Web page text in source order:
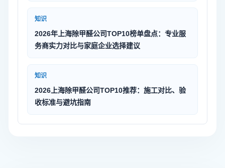
知识
2026年上海除甲醛公司TOP10榜单盘点：专业服
务商实力对比与家庭企业选择建议
知识
2026上海除甲醛公司TOP10推荐：施工对比、验
收标准与避坑指南